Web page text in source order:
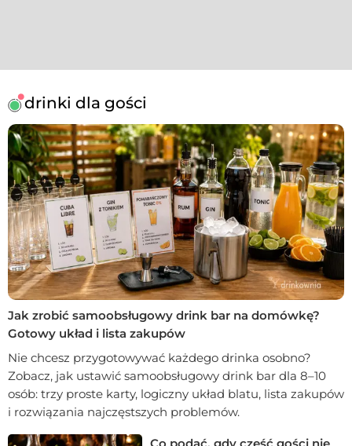
drinki dla gości
Jak zrobić samoobsługowy drink bar na domówkę?
Gotowy układ i lista zakupów
Nie chcesz przygotowywać każdego drinka osobno?
Zobacz, jak ustawić samoobsługowy drink bar dla 8–10
osób: trzy proste karty, logiczny układ blatu, lista zakupów
i rozwiązania najczęstszych problemów.